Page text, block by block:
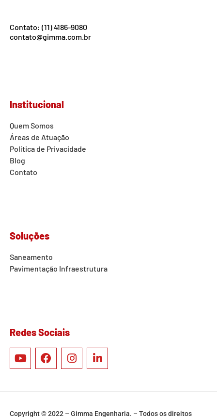
Contato: (11) 4186-9080
contato@gimma.com.br
Institucional
Quem Somos
Áreas de Atuação
Política de Privacidade
Blog
Contato
Soluções
Saneamento
Pavimentação Infraestrutura
Redes Sociais
Copyright © 2022 – Gimma Engenharia. – Todos os direitos